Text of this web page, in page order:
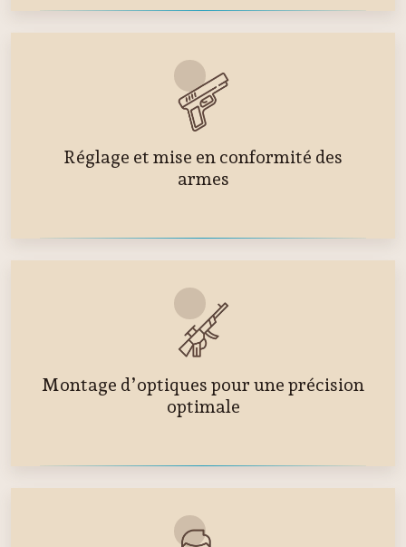
Réglage et mise en conformité des
armes
Montage d’optiques pour une précision
optimale